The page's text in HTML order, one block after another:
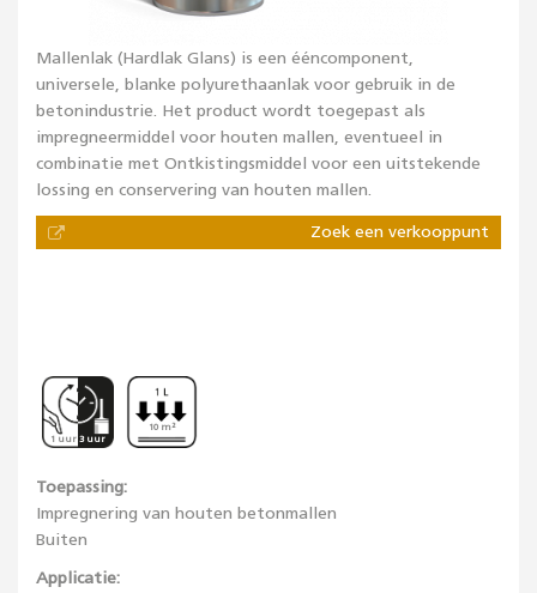
Mallenlak (Hardlak Glans) is een ééncomponent,
universele, blanke polyurethaanlak voor gebruik in de
betonindustrie. Het product wordt toegepast als
impregneermiddel voor houten mallen, eventueel in
combinatie met Ontkistingsmiddel voor een uitstekende
lossing en conservering van houten mallen.
Zoek een verkooppunt
1 uur 3 uur
10 m²
Toepassing:
Impregnering van houten betonmallen
Buiten
Applicatie: